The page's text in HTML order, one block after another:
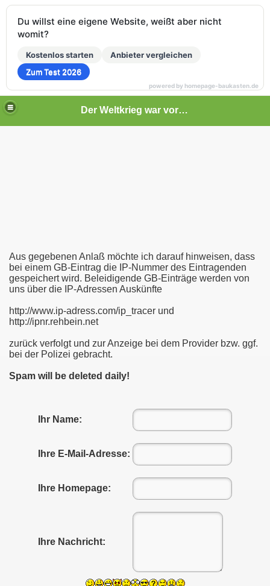
Der Weltkrieg war vor deiner Tür
Aus gegebenen Anlaß möchte ich darauf hinweisen, dass
bei einem GB-Eintrag die IP-Nummer des Eintragenden
gespeichert wird. Beleidigende GB-Einträge werden von
uns über die IP-Adressen Auskünfte
http://www.ip-adress.com/ip_tracer und
http://ipnr.rehbein.net
zurück verfolgt und zur Anzeige bei dem Provider bzw. ggf.
bei der Polizei gebracht.
Spam will be deleted daily!
Ihr Name:
Ihre E-Mail-Adresse:
Ihre Homepage:
Ihre Nachricht:
Du willst eine eigene Website, weißt aber nicht
womit?
Kostenlos starten
Anbieter vergleichen
Zum Test 2026
powered by homepage-baukasten.de